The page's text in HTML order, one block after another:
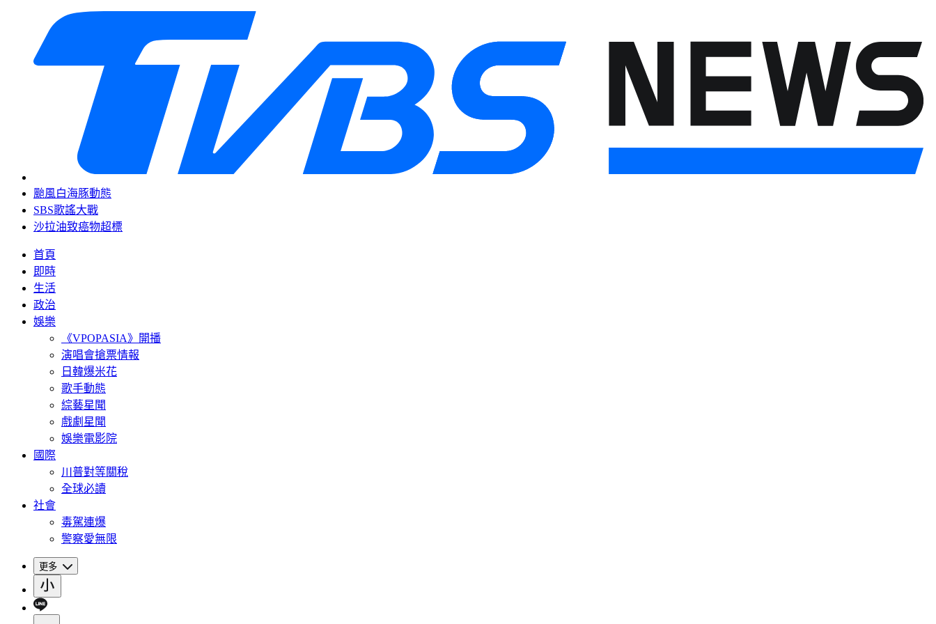
颱風白海豚動態
SBS歌謠大戰
沙拉油致癌物超標
首頁
即時
生活
政治
娛樂
《VPOPASIA》開播
演唱會搶票情報
日韓爆米花
歌手動態
綜藝星聞
戲劇星聞
娛樂電影院
國際
川普對等關稅
全球必讀
社會
毒駕連爆
警察愛無限
更多